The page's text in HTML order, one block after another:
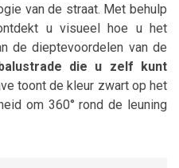
van de straat. Met behulp
u visueel hoe u het
de dieptevoordelen van de
die u zelf kunt
toont de kleur zwart op het
om 360° rond de leuning